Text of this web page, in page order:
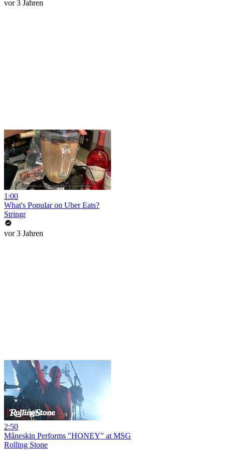
vor 3 Jahren
1:00
What's Popular on Uber Eats?
Stringr
vor 3 Jahren
2:50
Måneskin Performs "HONEY" at MSG
Rolling Stone